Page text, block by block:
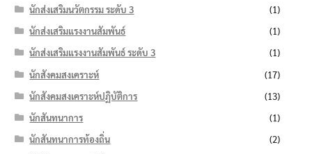
นักส่งเสริมนวัตกรรม ระดับ 3
(1)
นักส่งเสริมแรงงานสัมพันธ์
(1)
นักส่งเสริมแรงงานสัมพันธ์ ระดับ 3
(1)
นักสังคมสงเคราะห์
(17)
นักสังคมสงเคราะห์ปฏิบัติการ
(13)
นักสันทนาการ
(1)
นักสันทนาการท้องถิ่น
(2)